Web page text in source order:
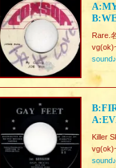
Rare.
sound♪
Killer
sound♪